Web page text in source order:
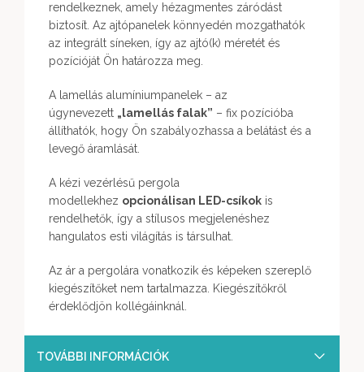
rendelkeznek, amely hézagmentes záródást
biztosít. Az ajtópanelek könnyedén mozgathatók
az integrált síneken, így az ajtó(k) méretét és
pozícióját Ön határozza meg.
A lamellás alumíniumpanelek – az
úgynevezett „lamellás falak” – fix pozícióba
állíthatók, hogy Ön szabályozhassa a belátást és a
levegő áramlását.
A kézi vezérlésű pergola
modellekhez opcionálisan LED-csíkok is
rendelhetők, így a stílusos megjelenéshez
hangulatos esti világítás is társulhat.
Az ár a pergolára vonatkozik és képeken szereplő
kiegészítőket nem tartalmazza. Kiegészítőkről
érdeklődjön kollégáinknál.
TOVÁBBI INFORMÁCIÓK